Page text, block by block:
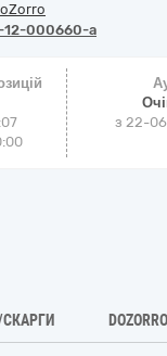
12-000660-a
з 22-
DOZORRO